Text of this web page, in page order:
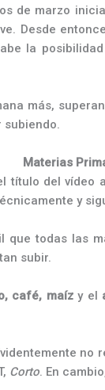
de marzo
Desde
la
más,
subiendo.
Materias
del
y
todas las
subir.
café, maízy el
Corto. En